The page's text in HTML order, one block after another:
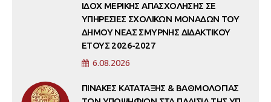
ΙΔΟΧ ΜΕΡΙΚΗΣ ΑΠΑΣΧΟΛΗΣΗΣ ΣΕ
ΥΠΗΡΕΣΙΕΣ ΣΧΟΛΙΚΩΝ ΜΟΝΑΔΩΝ ΤΟΥ
ΔΗΜΟΥ ΝΕΑΣ ΣΜΥΡΝΗΣ ΔΙΔΑΚΤΙΚΟΥ
ΕΤΟΥΣ 2026-2027
6.08.2026
ΠΙΝΑΚΕΣ ΚΑΤΑΤΑΞΗΣ & ΒΑΘΜΟΛΟΓΙΑΣ